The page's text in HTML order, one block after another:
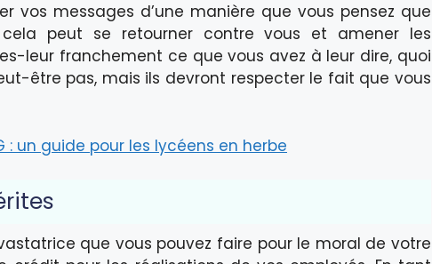
vos messages d’une manière que vous pensez que
cela peut se retourner contre vous et amener les
leur franchement ce que vous avez à leur dire, quoi
être pas, mais ils devront respecter le fait que vous
: un guide pour les lycéens en herbe
que vous pouvez faire pour le moral de votre